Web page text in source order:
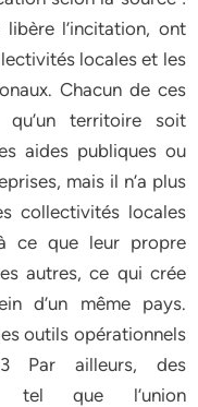
l’incitation, ont
locales et les
Chacun de ces
territoire soit
aides publiques ou
mais il n’a plus
collectivités locales
ce que leur propre
autres, ce qui crée
d’un même pays.
outils opérationnels
Par ailleurs, des
tel que l’union